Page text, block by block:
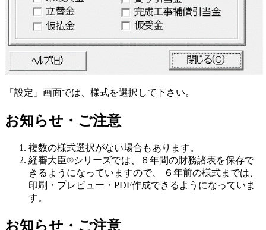
「設定」画面では、様式を選択して下さい。
お知らせ・ご注意
複数の様式選択がない場合もあります。
経審大臣®シリーズでは、６年間の財務諸表を保存で
きるようになっていますので、 ６年前の様式までは、
印刷・プレビュー・PDF作成できるようになっていま
す。
お知らせ・ご注意